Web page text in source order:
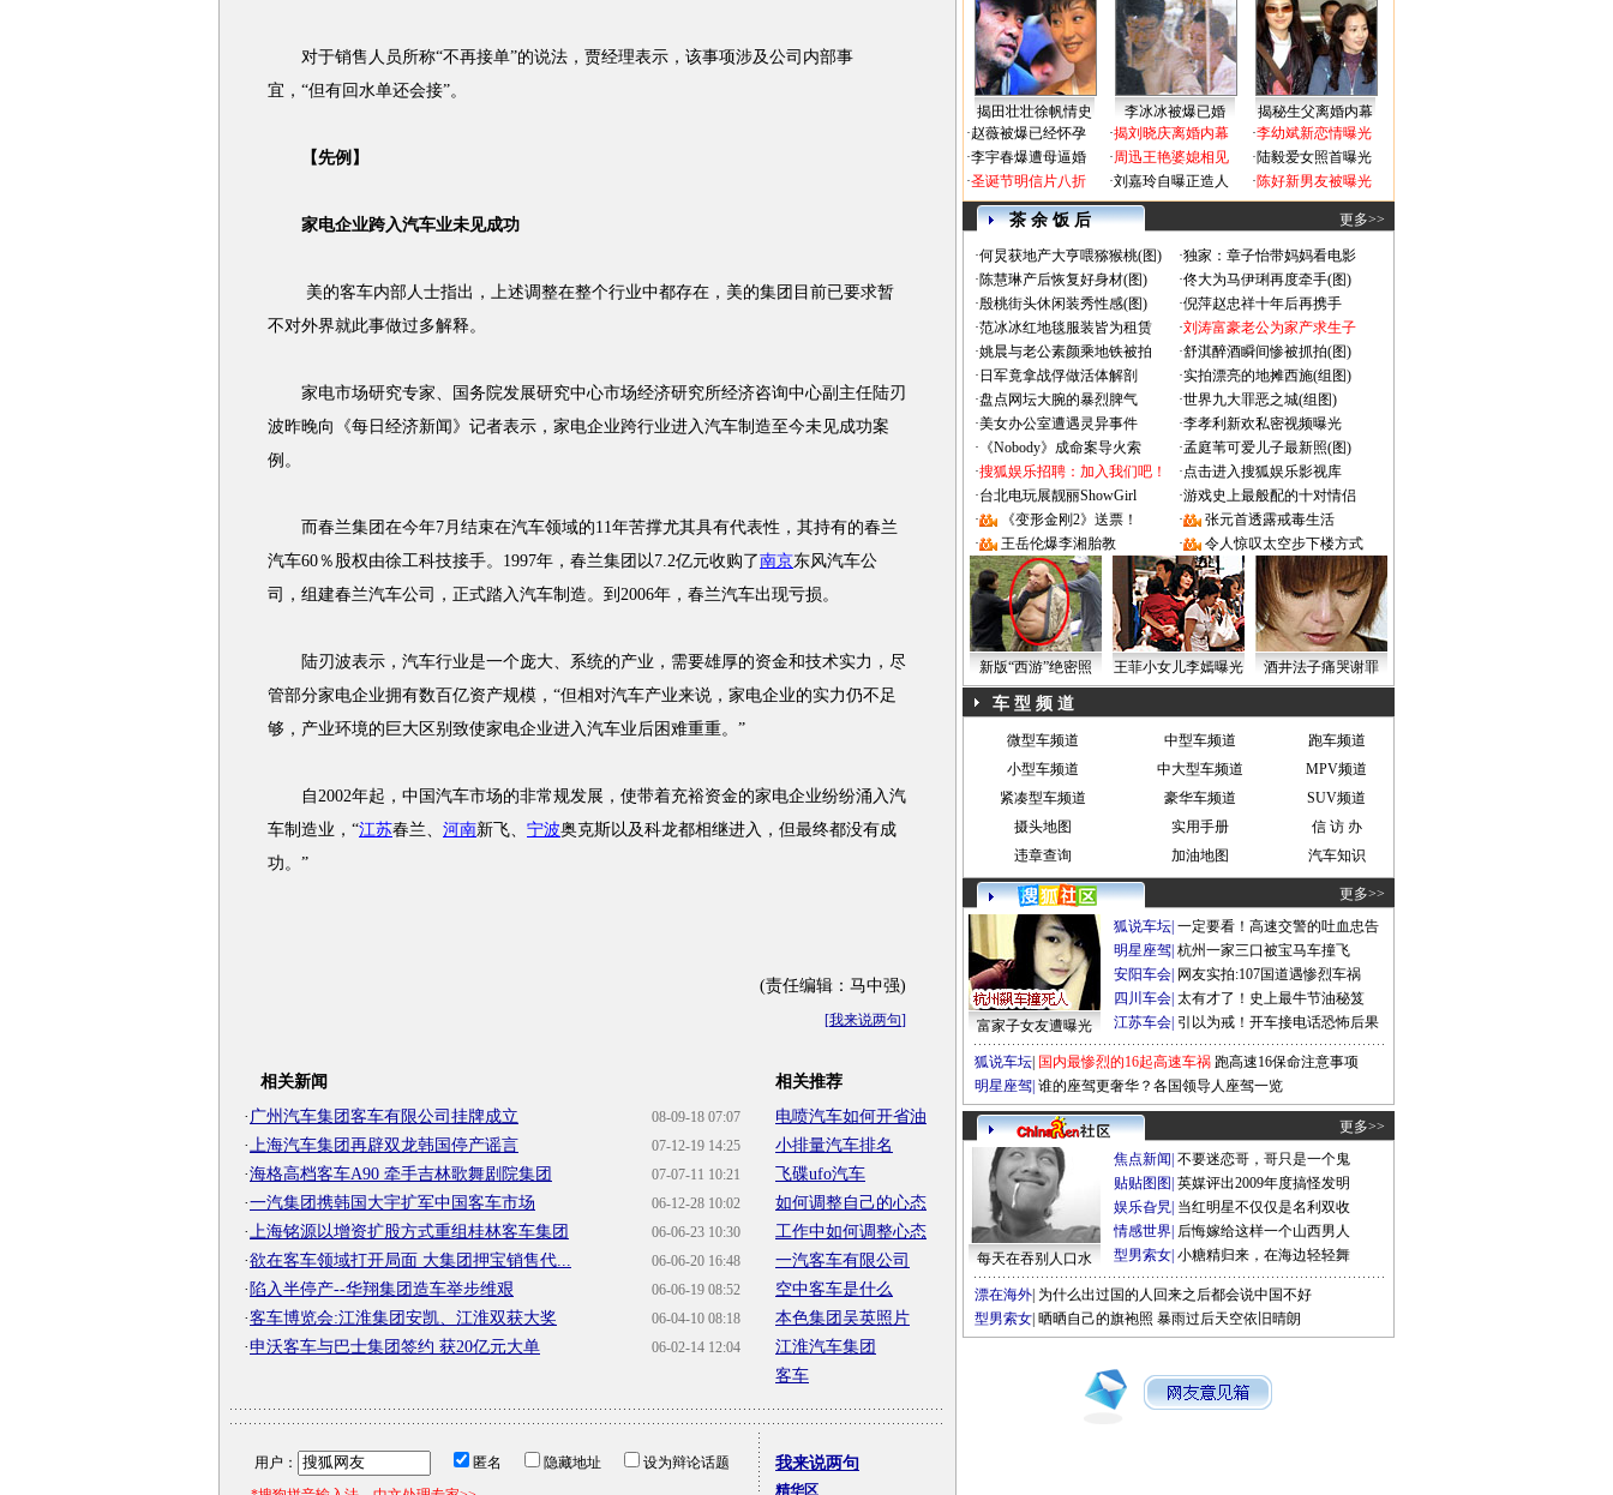
对于销售人员所称“不再接单”的说法，贾经理表示，该事项涉及公司内部事
宜，“但有回水单还会接”。
【先例】
家电企业跨入汽车业未见成功
美的客车内部人士指出，上述调整在整个行业中都存在，美的集团目前已要求暂
不对外界就此事做过多解释。
家电市场研究专家、国务院发展研究中心市场经济研究所经济咨询中心副主任陆刃
波昨晚向《每日经济新闻》记者表示，家电企业跨行业进入汽车制造至今未见成功案
例。
而春兰集团在今年7月结束在汽车领域的11年苦撑尤其具有代表性，其持有的春兰
汽车60％股权由徐工科技接手。1997年，春兰集团以7.2亿元收购了南京东风汽车公
司，组建春兰汽车公司，正式踏入汽车制造。到2006年，春兰汽车出现亏损。
陆刃波表示，汽车行业是一个庞大、系统的产业，需要雄厚的资金和技术实力，尽
管部分家电企业拥有数百亿资产规模，“但相对汽车产业来说，家电企业的实力仍不足
够，产业环境的巨大区别致使家电企业进入汽车业后困难重重。”
自2002年起，中国汽车市场的非常规发展，使带着充裕资金的家电企业纷纷涌入汽
车制造业，“江苏春兰、 河南新飞、 宁波奥克斯以及科龙都相继进入，但最终都没有成
功。”
(责任编辑：马中强)
[我来说两句]
相关新闻
08-09-18 07:07
· 广州汽车集团客车有限公司挂牌成立
07-12-19 14:25
·上海汽车集团再辟双龙韩国停产谣言
07-07-11 10:21
·海格高档客车A90 牵手吉林歌舞剧院集团
06-12-28 10:02
·一汽集团携韩国大宇扩军中国客车市场
06-06-23 10:30
·上海铭源以增资扩股方式重组桂林客车集团
06-06-20 16:48
·欲在客车领域打开局面 大集团押宝销售代...
06-06-19 08:52
· 陷入半停产--华翔集团造车举步维艰
06-04-10 08:18
·客车博览会:江淮集团安凯、江淮双获大奖
06-02-14 12:04
·申沃客车与巴士集团签约 获20亿元大单
相关推荐
电喷汽车如何开省油
小排量汽车排名
飞碟ufo汽车
如何调整自己的心态
工作中如何调整心态
一汽客车有限公司
空中客车是什么
本色集团吴英照片
江淮汽车集团
客车
用户： 匿名 隐藏地址
设为辩论话题
我来说两句
精华区
揭田壮壮徐帆情史 李冰冰被爆已婚
揭秘生父离婚内幕
·赵薇被爆已经怀孕
·李宇春爆遭母逼婚
·圣诞节明信片八折
·揭刘晓庆离婚内幕
·周迅王艳婆媳相见
·刘嘉玲自曝正造人
·李幼斌新恋情曝光
·陆毅爱女照首曝光
·陈好新男友被曝光
茶 余 饭 后 更多>>
·何炅获地产大亨喂猕猴桃(图) ·独家：章子怡带妈妈看电影
·陈慧琳产后恢复好身材(图) ·佟大为马伊琍再度牵手(图)
·殷桃街头休闲装秀性感(图) ·倪萍赵忠祥十年后再携手
·范冰冰红地毯服装皆为租赁 ·刘涛富豪老公为家产求生子
·姚晨与老公素颜乘地铁被拍 ·舒淇醉酒瞬间惨被抓拍(图)
· 日军竟拿战俘做活体解剖 ·实拍漂亮的地摊西施(组图)
·盘点网坛大腕的暴烈脾气 ·世界九大罪恶之城(组图)
·美女办公室遭遇灵异事件 ·李孝利新欢私密视频曝光
· 《Nobody》成命案导火索 ·孟庭苇可爱儿子最新照(图)
·搜狐娱乐招聘：加入我们吧！ ·点击进入搜狐娱乐影视库
·台北电玩展靓丽ShowGirl ·游戏史上最般配的十对情侣
·
《变形金刚2》送票！ ·
张元首透露戒毒生活
·
王岳伦爆李湘胎教 · 令人惊叹太空步下楼方式
新版“西游”绝密照 王菲小女儿李嫣曝光 酒井法子痛哭谢罪
车 型 频 道
微型车频道 中型车频道
跑车频道
小型车频道
中大型车频道
MPV频道
紧凑型车频道
豪华车频道
SUV频道
摄头地图
实用手册
信 访 办
违章查询
加油地图 汽车知识
更多>>
富家子女友遭曝光
狐说车坛 一定要看！高速交警的吐血忠告
明星座驾 杭州一家三口被宝马车撞飞
安阳车会 网友实拍:107国道遇惨烈车祸
四川车会 太有才了！史上最牛节油秘笈
江苏车会 引以为戒！开车接电话恐怖后果
狐说车坛 国内最惨烈的16起高速车祸 跑高速16保命注意事项
明星座驾 谁的座驾更奢华？各国领导人座驾一览
更多>>
每天在吞别人口水
焦点新闻 不要迷恋哥，哥只是一个鬼
贴贴图图 英媒评出2009年度搞怪发明
娱乐旮旯 当红明星不仅仅是名利双收
情感世界 后悔嫁给这样一个山西男人
型男索女 小糖精归来，在海边轻轻舞
漂在海外 为什么出过国的人回来之后都会说中国不好
型男索女 晒晒自己的旗袍照 暴雨过后天空依旧晴朗